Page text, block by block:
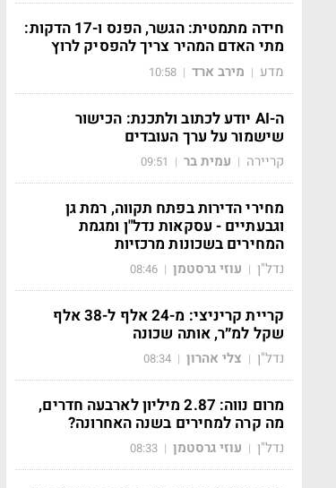
חידה מתמטית: הגשר, הפנס ו-17 הדקות:
מתי האדם המהיר צריך להפסיק לרוץ
מדע | מירב ארד |
10:58
ה-AI יודע לכתוב ולתכנת: הכישור
שישמור על ערך העובדים
קריירה | עמית בר |
09:51
מחירי הדירות בפתח תקווה, רמת גן
וגבעתיים - עסקאות נדל"ן ומגמת
המחירים בשכונות מרכזיות
נדל"ן | עוזי גרסטמן |
08:46
קריית קריניצי: מ-24 אלף ל-38 אלף
שקל למ״ר, אותה שכונה
נדל"ן | צלי אהרון |
08:34
מרום נווה: 2.87 מיליון לארבעה חדרים,
מה קרה למחירים בשנה האחרונה?
נדל"ן | עוזי גרסטמן |
08:33